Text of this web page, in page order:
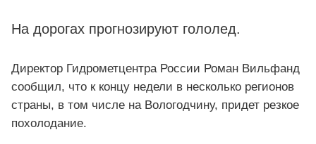
На дорогах прогнозируют гололед.
Директор Гидрометцентра России Роман Вильфанд
сообщил, что к концу недели в несколько регионов
страны, в том числе на Вологодчину, придет резкое
похолодание.